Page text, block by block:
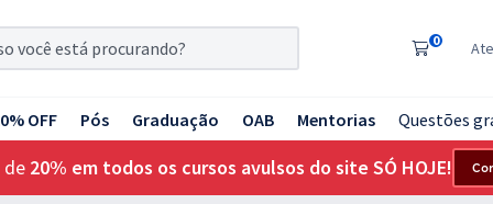
0
OFF Pós Graduação OAB Mentorias Questões
de 20% em todos os cursos avulsos do site SÓ HOJE!